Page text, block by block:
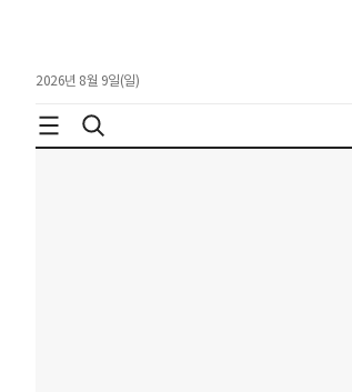
2026년 8월 9일(일)